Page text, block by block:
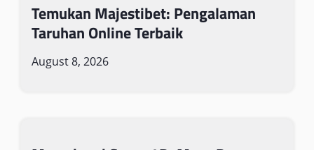
Temukan Majestibet: Pengalaman
Taruhan Online Terbaik
August 8, 2026